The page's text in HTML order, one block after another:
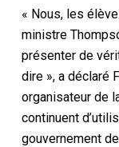
« Nous, les
ministre
présenter de
dire », a déclaré
organisateur de
continuent
gouvernement